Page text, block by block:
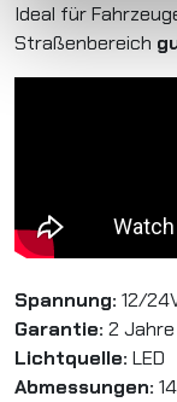
Ideal für
Straßenbereich
Spannung: 12/
Garantie: 2 Jahre
Lichtquelle: LED
Abmessungen: